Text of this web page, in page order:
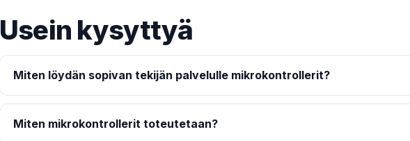
Usein kysyttyä
Miten löydän sopivan tekijän palvelulle mikrokontrollerit?
Miten mikrokontrollerit toteutetaan?